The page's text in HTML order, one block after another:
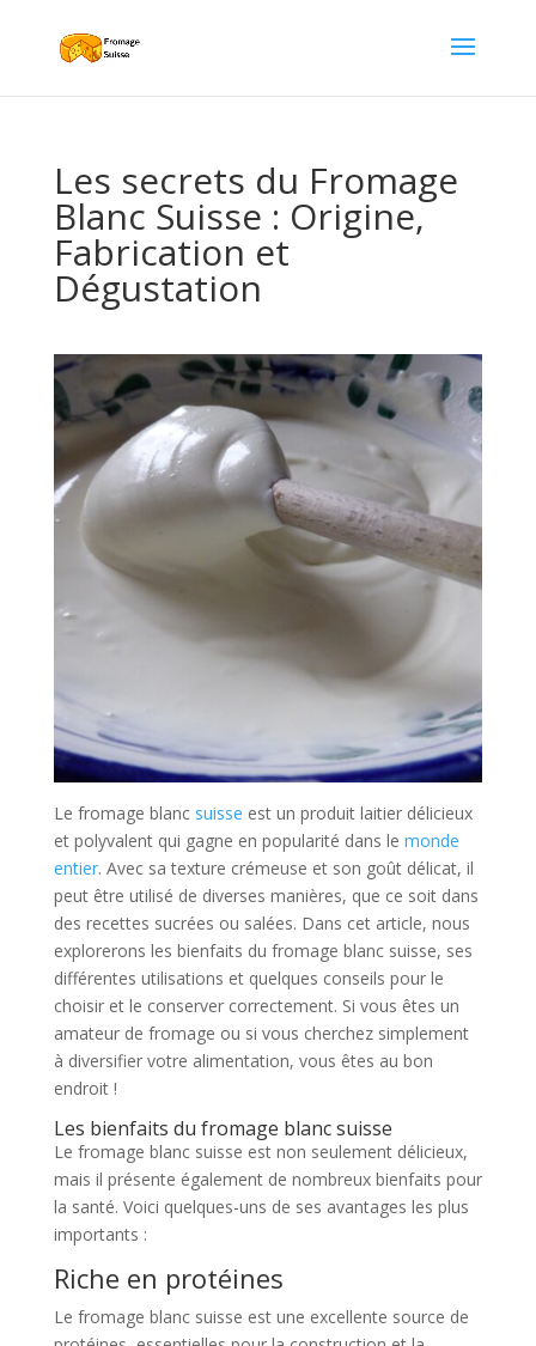
Les secrets du Fromage
Blanc Suisse : Origine,
Fabrication et
Dégustation
Le fromage blanc suisse est un produit laitier délicieux
et polyvalent qui gagne en popularité dans le monde
entier. Avec sa texture crémeuse et son goût délicat, il
peut être utilisé de diverses manières, que ce soit dans
des recettes sucrées ou salées. Dans cet article, nous
explorerons les bienfaits du fromage blanc suisse, ses
différentes utilisations et quelques conseils pour le
choisir et le conserver correctement. Si vous êtes un
amateur de fromage ou si vous cherchez simplement
à diversifier votre alimentation, vous êtes au bon
endroit !
Les bienfaits du fromage blanc suisse
Le fromage blanc suisse est non seulement délicieux,
mais il présente également de nombreux bienfaits pour
la santé. Voici quelques-uns de ses avantages les plus
importants :
Riche en protéines
Le fromage blanc suisse est une excellente source de